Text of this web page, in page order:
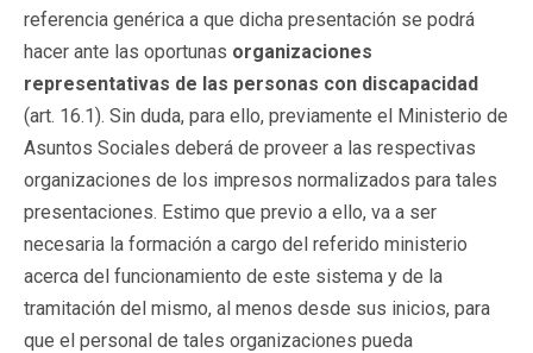
referencia genérica a que dicha presentación se podrá
hacer ante las oportunas organizaciones
representativas de las personas con discapacidad
(art. 16.1). Sin duda, para ello, previamente el Ministerio de
Asuntos Sociales deberá de proveer a las respectivas
organizaciones de los impresos normalizados para tales
presentaciones. Estimo que previo a ello, va a ser
necesaria la formación a cargo del referido ministerio
acerca del funcionamiento de este sistema y de la
tramitación del mismo, al menos desde sus inicios, para
que el personal de tales organizaciones pueda